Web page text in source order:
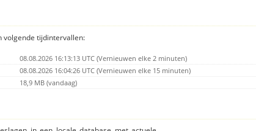
volgende tijdintervallen:
08.08.2026 16:13:13 UTC (Vernieuwen elke 2 minuten)
08.08.2026 16:04:26 UTC (Vernieuwen elke 15 minuten)
18,9 MB (vandaag)